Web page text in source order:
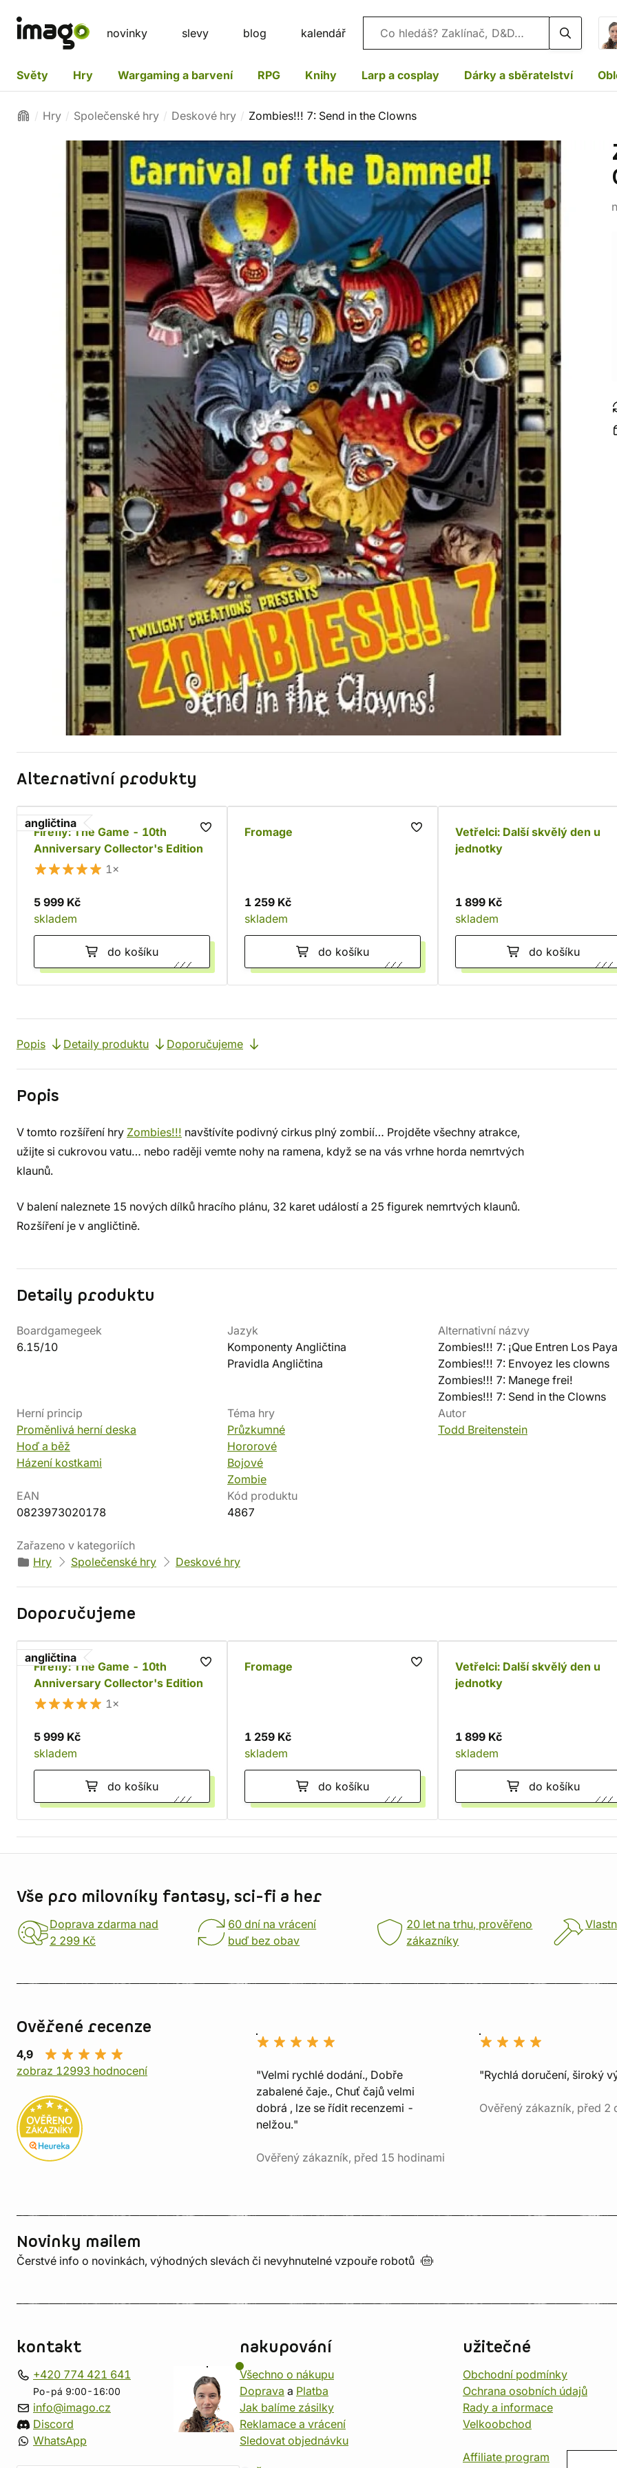
novinky slevy blog kalendář Vyhledávání
Světy Hry Wargaming a barvení RPG Knihy Larp a cosplay Dárky a sběratelství
Hry Společenské hry Deskové hry Zombies!!! 7: Send in the Clowns
Alternativní produkty
angličtina
Firefly: The Game - 10th
Anniversary Collector's Edition
1×
5 999 Kč
skladem
do košíku
Fromage
1 259 Kč
skladem
do košíku
Vetřelci: Další skvělý den u
jednotky
1 899 Kč
skladem
do košíku
Popis Detaily produktu Doporučujeme
Popis
V tomto rozšíření hry Zombies!!! navštívíte podivný cirkus plný zombií… Projděte všechny atrakce,
užijte si cukrovou vatu… nebo raději vemte nohy na ramena, když se na vás vrhne horda nemrtvých
klaunů.
V balení naleznete 15 nových dílků hracího plánu, 32 karet událostí a 25 figurek nemrtvých klaunů.
Rozšíření je v angličtině.
Detaily produktu
Boardgamegeek
6.15/10
Jazyk
Komponenty Angličtina
Pravidla Angličtina
Alternativní názvy
Zombies!!! 7: ¡Que Entren Los
Zombies!!! 7: Envoyez les clowns
Zombies!!! 7: Manege frei!
Zombies!!! 7: Send in the Clowns
Herní princip
Proměnlivá herní deska
Hoď a běž
Házení kostkami
Téma hry
Průzkumné
Hororové
Bojové
Zombie
Autor
Todd Breitenstein
EAN
0823973020178
Kód produktu
4867
Zařazeno v kategoriích
Hry
Společenské hry Deskové hry
Doporučujeme
angličtina
Firefly: The Game - 10th
Anniversary Collector's Edition
1×
5 999 Kč
skladem
do košíku
Fromage
1 259 Kč
skladem
do košíku
Vetřelci: Další skvělý den u
jednotky
1 899 Kč
skladem
do košíku
Vše pro milovníky fantasy, sci-fi a her
Doprava zdarma nad
2 299 Kč
60 dní na vrácení
buď bez obav
20 let na trhu, prověřeno
zákazníky
Ověřené recenze
4,9
zobraz 12993 hodnocení
"Velmi rychlé dodání., Dobře
zabalené čaje., Chuť čajů velmi
dobrá , lze se řídit recenzemi -
nelžou."
Ověřený zákazník, před 15 hodinami
"Rychlá doručení, široký
Ověřený zákazník, před 2
Novinky mailem
Čerstvé info o novinkách, výhodných slevách či nevyhnutelné vzpouře robotů
kontakt
+420 774 421 641
Po-pá 9:00-16:00
info@imago.cz
Discord
WhatsApp
nakupování
Všechno o nákupu
Doprava a Platba
Jak balíme zásilky
Reklamace a vrácení
Sledovat objednávku
užitečné
Obchodní podmínky
Ochrana osobních údajů
Rady a informace
Velkoobchod
Affiliate program